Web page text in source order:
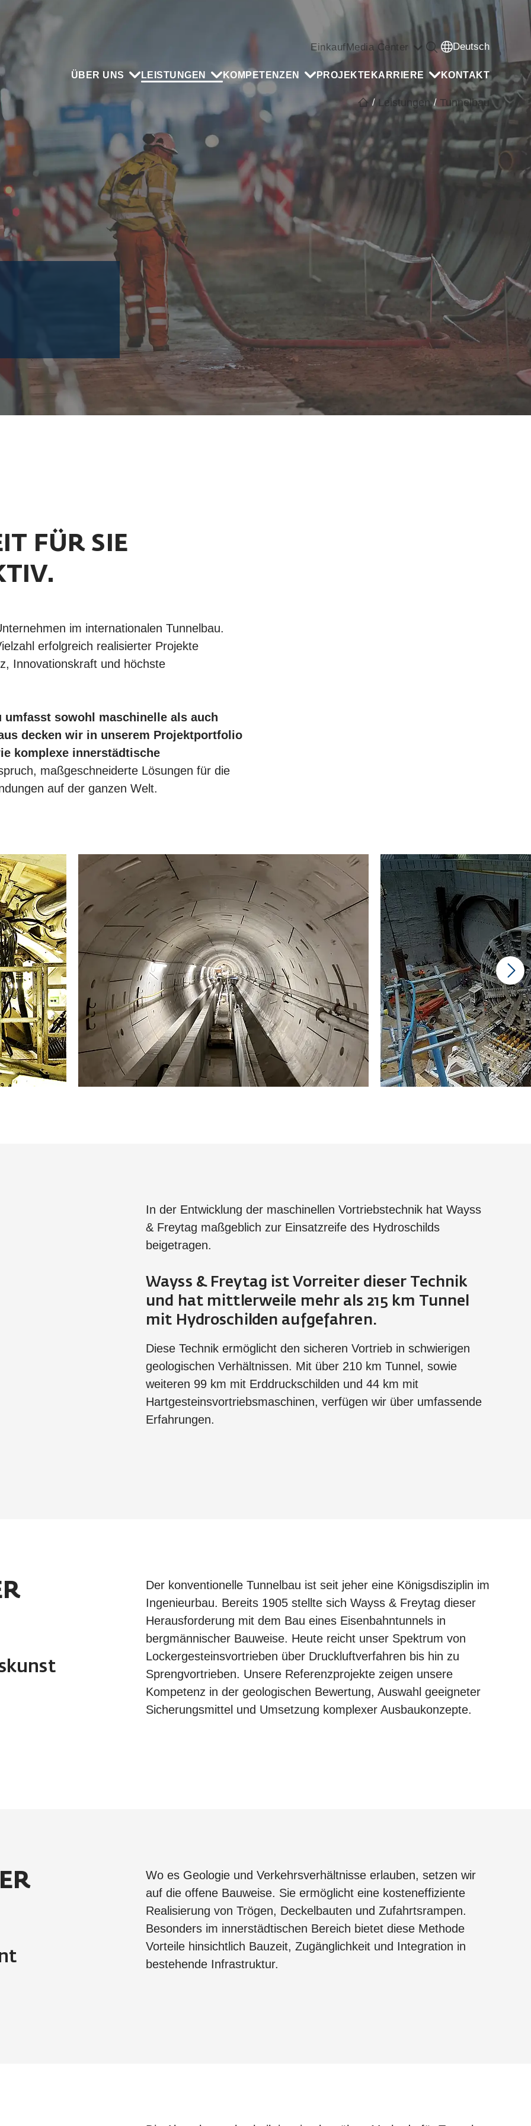
ÜBER UNS LEISTUNGEN KOMPETENZEN PROJEKTE KARRIERE KONTAKT
EinkaufMedia Center Deutsch
/ Leistungen / Tunnelbau
FÜR SIE
im internationalen Tunnelbau.
erfolgreich realisierter Projekte
Innovationskraft und höchste
sowohl maschinelle als auch
decken wir in unserem Projektportfolio
komplexe innerstädtische
maßgeschneiderte Lösungen für die
auf der ganzen Welt.
In der Entwicklung der maschinellen Vortriebstechnik hat Wayss
& Freytag maßgeblich zur Einsatzreife des Hydroschilds
beigetragen.
Wayss & Freytag ist Vorreiter dieser Technik
und hat mittlerweile mehr als 215 km Tunnel
mit Hydroschilden aufgefahren.
Diese Technik ermöglicht den sicheren Vortrieb in schwierigen
geologischen Verhältnissen. Mit über 210 km Tunnel, sowie
weiteren 99 km mit Erddruckschilden und 44 km mit
Hartgesteinsvortriebsmaschinen, verfügen wir über umfassende
Erfahrungen.
Der konventionelle Tunnelbau ist seit jeher eine Königsdisziplin im
Ingenieurbau. Bereits 1905 stellte sich Wayss & Freytag dieser
Herausforderung mit dem Bau eines Eisenbahntunnels in
bergmännischer Bauweise. Heute reicht unser Spektrum von
Lockergesteinsvortrieben über Druckluftverfahren bis hin zu
Sprengvortrieben. Unsere Referenzprojekte zeigen unsere
Kompetenz in der geologischen Bewertung, Auswahl geeigneter
Sicherungsmittel und Umsetzung komplexer Ausbaukonzepte.
Wo es Geologie und Verkehrsverhältnisse erlauben, setzen wir
auf die offene Bauweise. Sie ermöglicht eine kosteneffiziente
Realisierung von Trögen, Deckelbauten und Zufahrtsrampen.
Besonders im innerstädtischen Bereich bietet diese Methode
Vorteile hinsichtlich Bauzeit, Zugänglichkeit und Integration in
bestehende Infrastruktur.